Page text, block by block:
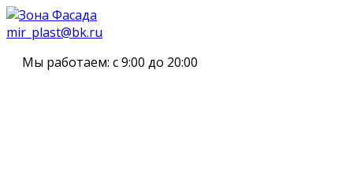
mir_plast@bk.ru
Мы работаем: с 9:00 до 20:00